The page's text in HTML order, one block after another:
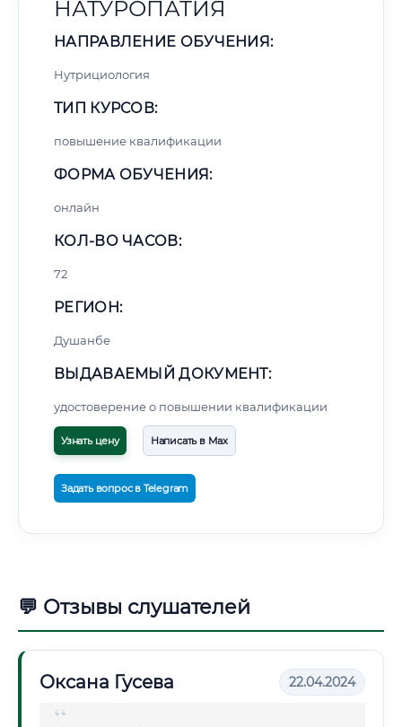
НАТУРОПАТИЯ
НАПРАВЛЕНИЕ ОБУЧЕНИЯ:
Нутрициология
ТИП КУРСОВ:
повышение квалификации
ФОРМА ОБУЧЕНИЯ:
онлайн
КОЛ-ВО ЧАСОВ:
72
РЕГИОН:
Душанбе
ВЫДАВАЕМЫЙ ДОКУМЕНТ:
удостоверение о повышении квалификации
Узнать цену Написать в Max
Задать вопрос в Telegram
💬 Отзывы слушателей
Оксана Гусева 22.04.2024